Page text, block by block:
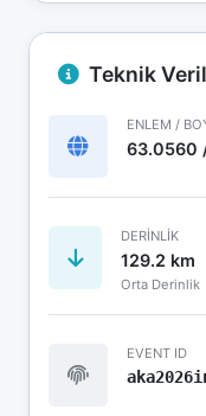
Teknik
ENLEM /
63.0560
DERINLIK
129.2 km
Orta Derinlik
EVENT ID